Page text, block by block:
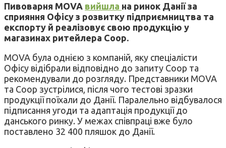
Пивоварня MOVA вийшла на ринок Данії за
сприяння Офісу з розвитку підприємництва та
експорту й реалізовує свою продукцію у
магазинах ритейлера Соор.
MOVA була однією з компаній, яку спеціалісти
Офісу відібрали відповідно до запиту Coop та
рекомендували до розгляду. Представники MOVA
та Coop зустрілися, після чого тестові зразки
продукції поїхали до Данії. Паралельно відбувалося
підписання угоди та адаптація продукції до
данського ринку. У межах співпраці вже було
поставлено 32 400 пляшок до Данії.